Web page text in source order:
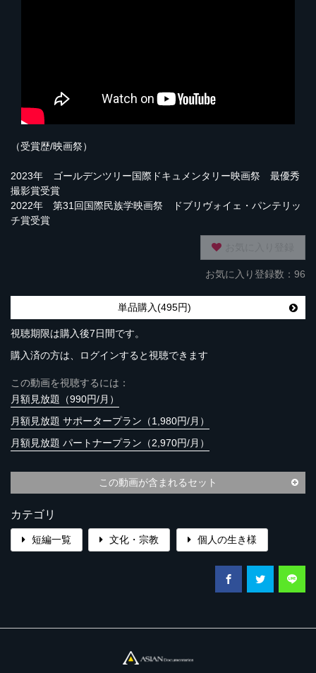
（受賞歴/映画祭）
2023年 ゴールデンツリー国際ドキュメンタリー映画祭 最優秀
撮影賞受賞
2022年 第31回国際民族学映画祭 ドブリヴォイェ・パンテリッ
チ賞受賞
お気に入り登録数：96
単品購入(495円)
視聴期限は購入後7日間です。
購入済の方は、ログインすると視聴できます
この動画を視聴するには：
月額見放題（990円/月）
月額見放題 サポータープラン（1,980円/月）
月額見放題 パートナープラン（2,970円/月）
この動画が含まれるセット
カテゴリ
短編一覧 文化・宗教 個人の生き様